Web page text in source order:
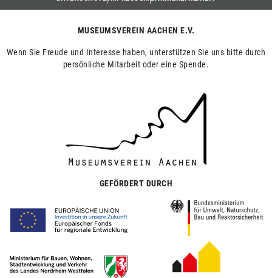
MUSEUMSVEREIN AACHEN E.V.
Wenn Sie Freude und Interesse haben, unterstützen Sie uns bitte durch
persönliche Mitarbeit oder eine Spende.
GEFÖRDERT DURCH